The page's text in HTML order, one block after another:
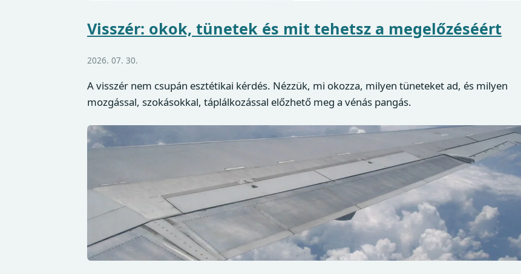
Visszér: okok, tünetek és mit tehetsz a megelőzéséért
2026. 07. 30.
A visszér nem csupán esztétikai kérdés. Nézzük, mi okozza, milyen tüneteket ad, és milyen
mozgással, szokásokkal, táplálkozással előzhető meg a vénás pangás.